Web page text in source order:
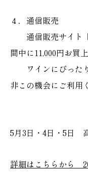
４．通信販売
通信販売サイト「
間中に11,000円お買
ワインにぴったり
非この機会にご利用
5月3日・4日・5日
詳細はこちらから